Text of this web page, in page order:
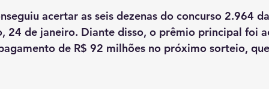
acertar as seis dezenas do concurso 2.964
24 de janeiro. Diante disso, o prêmio principal foi
de R$ 92 milhões no próximo sorteio,